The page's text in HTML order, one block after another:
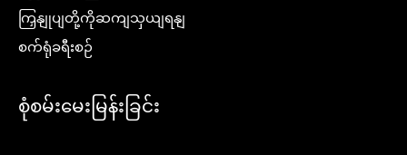
ကြှနျုပျတို့ကိုဆကျသှယျရနျ
စက်ရုံခရီးစဉ်
စုံစမ်းမေးမြန်းခြင်း